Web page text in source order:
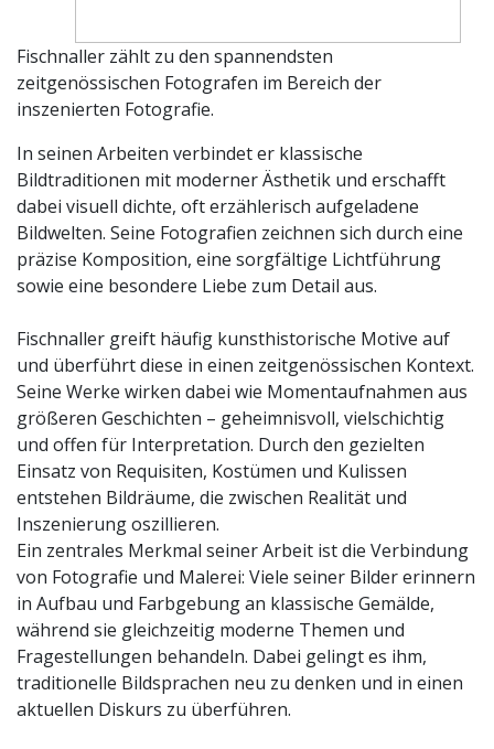
Fischnaller zählt zu den spannendsten
zeitgenössischen Fotografen im Bereich der
inszenierten Fotografie.
In seinen Arbeiten verbindet er klassische
Bildtraditionen mit moderner Ästhetik und erschafft
dabei visuell dichte, oft erzählerisch aufgeladene
Bildwelten. Seine Fotografien zeichnen sich durch eine
präzise Komposition, eine sorgfältige Lichtführung
sowie eine besondere Liebe zum Detail aus.
Fischnaller greift häufig kunsthistorische Motive auf
und überführt diese in einen zeitgenössischen Kontext.
Seine Werke wirken dabei wie Momentaufnahmen aus
größeren Geschichten – geheimnisvoll, vielschichtig
und offen für Interpretation. Durch den gezielten
Einsatz von Requisiten, Kostümen und Kulissen
entstehen Bildräume, die zwischen Realität und
Inszenierung oszillieren.
Ein zentrales Merkmal seiner Arbeit ist die Verbindung
von Fotografie und Malerei: Viele seiner Bilder erinnern
in Aufbau und Farbgebung an klassische Gemälde,
während sie gleichzeitig moderne Themen und
Fragestellungen behandeln. Dabei gelingt es ihm,
traditionelle Bildsprachen neu zu denken und in einen
aktuellen Diskurs zu überführen.